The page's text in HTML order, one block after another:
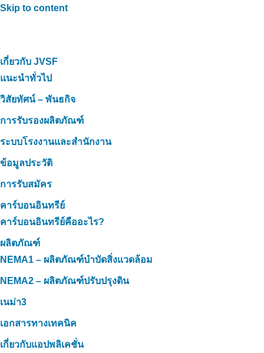
Skip to content
เกี่ยวกับ JVSF
แนะนำทั่วไป
วิสัยทัศน์ – พันธกิจ
การรับรองผลิตภัณฑ์
ระบบโรงงานและสำนักงาน
ข้อมูลประวัติ
การรับสมัคร
คาร์บอนอินทรีย์
คาร์บอนอินทรีย์คืออะไร?
ผลิตภัณฑ์
NEMA1 – ผลิตภัณฑ์บำบัดสิ่งแวดล้อม
NEMA2 – ผลิตภัณฑ์ปรับปรุงดิน
เนม่า3
เอกสารทางเทคนิค
เกี่ยวกับแอปพลิเคชั่น